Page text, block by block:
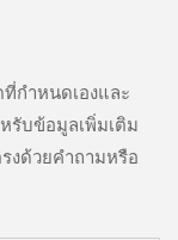
กำหนดเองและ
รับข้อมูลเพิ่มเติม
งด้วยคำถามหรือ